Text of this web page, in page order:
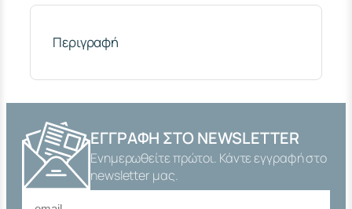
Ο
Ε
Ρ
Ε
Λ
Ο
Π
Περιγραφή
ΕΓΓΡΑΦΉ ΣΤΟ NEWSLETTER
Ενημερωθείτε πρώτοι. Κάντε εγγραφή στο
newsletter μας.